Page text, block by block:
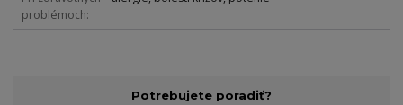
problémoch
Potrebujete poradiť?